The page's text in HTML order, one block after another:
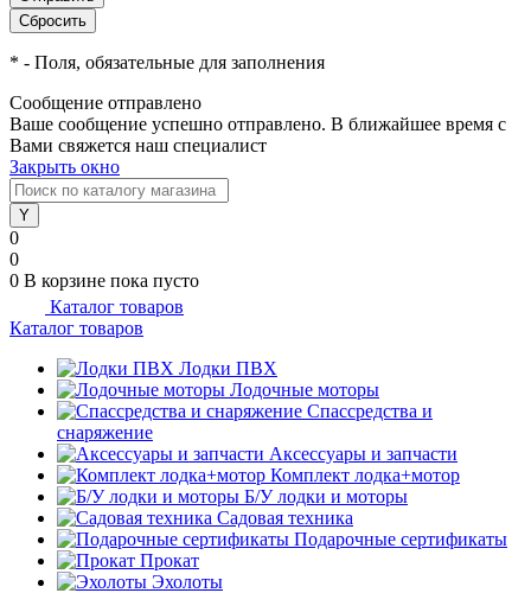
* - Поля, обязательные для заполнения
Сообщение отправлено
Ваше сообщение успешно отправлено. В ближайшее время с
Вами свяжется наш специалист
Закрыть окно
0
0
0 В корзине пока пусто
Каталог товаров
Каталог товаров
Лодки ПВХ
Лодочные моторы
Спассредства и
снаряжение
Аксессуары и запчасти
Комплект лодка+мотор
Б/У лодки и моторы
Садовая техника
Подарочные сертификаты
Прокат
Эхолоты